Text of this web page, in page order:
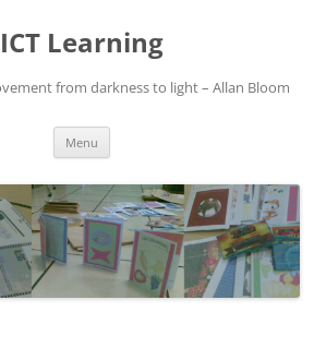
ICT Learning
from darkness to light – Allan Bloom
Menu